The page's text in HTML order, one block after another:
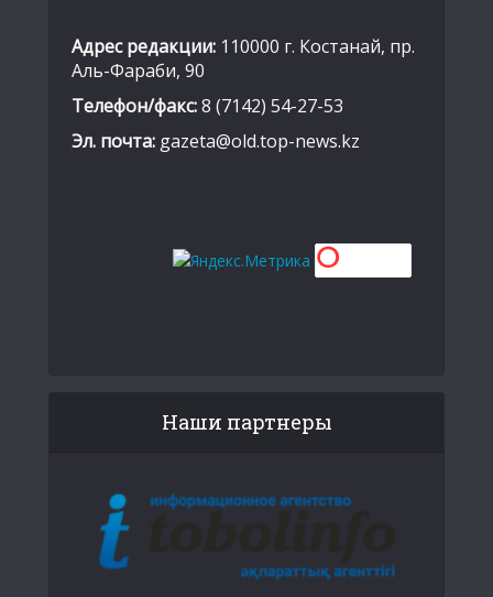
Адрес редакции: 110000 г. Костанай, пр.
Аль-Фараби, 90
Телефон/факс:8 (7142) 54-27-53
Эл. почта: gazeta@old.top-news.kz
Наши партнеры